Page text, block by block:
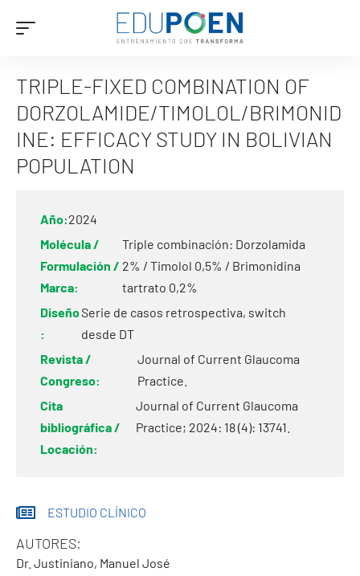
TRIPLE-FIXED COMBINATION OF
DORZOLAMIDE/TIMOLOL/BRIMONID
INE: EFFICACY STUDY IN BOLIVIAN
POPULATION
Año:2024
Molécula /
Formulación /
Marca:
Triple combinación: Dorzolamida
2% / Timolol 0,5% / Brimonidina
tartrato 0,2%
Diseño
:
Serie de casos retrospectiva, switch
desde DT
Revista /
Congreso:
Journal of Current Glaucoma
Practice.
Cita
bibliográfica /
Locación:
Journal of Current Glaucoma
Practice; 2024: 18 (4): 13741.
ESTUDIO CLÍNICO
AUTORES:
Dr. Justiniano, Manuel José